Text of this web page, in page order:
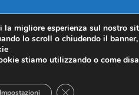
migliore esperienza sul nostro
lo scroll o chiudendo il
stiamo utilizzando o come
Impostazioni CLOSE GDPR